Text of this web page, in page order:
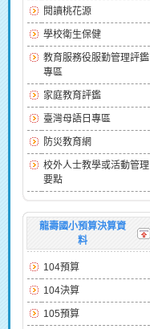
閱讀桃花源
學校衛生保健
教育服務役服勤管理評鑑
專區
家庭教育評鑑
臺灣母語日專區
防災教育網
校外人士教學或活動管理
要點
龍壽國小預算決算資
料
104預算
104決算
105預算